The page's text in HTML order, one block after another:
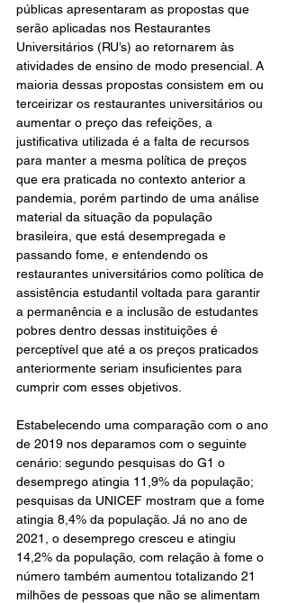
públicas apresentaram as propostas que
serão aplicadas nos Restaurantes
Universitários (RU’s) ao retornarem às
atividades de ensino de modo presencial. A
maioria dessas propostas consistem em ou
terceirizar os restaurantes universitários ou
aumentar o preço das refeições, a
justificativa utilizada é a falta de recursos
para manter a mesma política de preços
que era praticada no contexto anterior a
pandemia, porém partindo de uma análise
material da situação da população
brasileira, que está desempregada e
passando fome, e entendendo os
restaurantes universitários como política de
assistência estudantil voltada para garantir
a permanência e a inclusão de estudantes
pobres dentro dessas instituições é
perceptível que até a os preços praticados
anteriormente seriam insuficientes para
cumprir com esses objetivos.
Estabelecendo uma comparação com o ano
de 2019 nos deparamos com o seguinte
cenário: segundo pesquisas do G1 o
desemprego atingia 11,9% da população;
pesquisas da UNICEF mostram que a fome
atingia 8,4% da população. Já no ano de
2021, o desemprego cresceu e atingiu
14,2% da população, com relação à fome o
número também aumentou totalizando 21
milhões de pessoas que não se alimentam